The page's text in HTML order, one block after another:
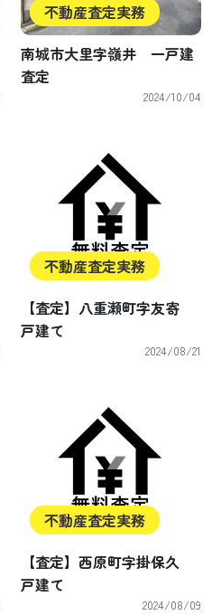
不動産査定実務
南城市大里字嶺井 一戸建
査定
2024/10/04
不動産査定実務
【査定】八重瀬町字友寄
戸建て
2024/08/21
不動産査定実務
【査定】西原町字掛保久
戸建て
2024/08/09